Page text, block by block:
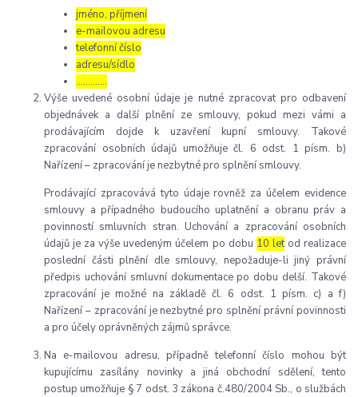
jméno, příjmení
e-mailovou adresu
telefonní číslo
adresu/sídlo
………....
Výše uvedené osobní údaje je nutné zpracovat pro odbavení
objednávek a další plnění ze smlouvy, pokud mezi vámi a
prodávajícím dojde k uzavření kupní smlouvy. Takové
zpracování osobních údajů umožňuje čl. 6 odst. 1 písm. b)
Nařízení – zpracování je nezbytné pro splnění smlouvy.
Prodávající zpracovává tyto údaje rovněž za účelem evidence
smlouvy a případného budoucího uplatnění a obranu práv a
povinností smluvních stran. Uchování a zpracování osobních
údajů je za výše uvedeným účelem po dobu 10 letod realizace
poslední části plnění dle smlouvy, nepožaduje-li jiný právní
předpis uchování smluvní dokumentace po dobu delší. Takové
zpracování je možné na základě čl. 6 odst. 1 písm. c) a f)
Nařízení – zpracování je nezbytné pro splnění právní povinnosti
a pro účely oprávněných zájmů správce.
Na e-mailovou adresu, případně telefonní číslo mohou být
kupujícímu zasílány novinky a jiná obchodní sdělení, tento
postup umožňuje § 7 odst. 3 zákona č.480/2004 Sb., o službách